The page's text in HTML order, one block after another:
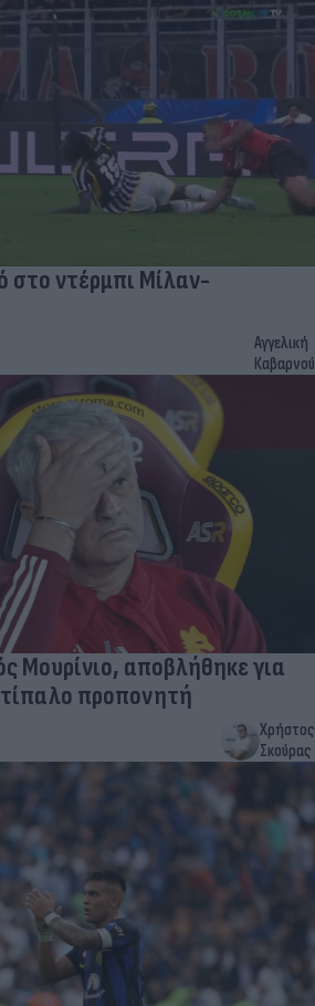
στο ντέρμπι Μίλαν-
Αγγελική
Καβαρνού
Μουρίνιο, αποβλήθηκε για
προπονητή
Χρήστος
Σκούρας